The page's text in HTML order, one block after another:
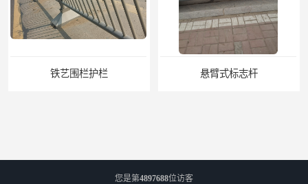
悬臂式标志杆 F型悬臂式交通标志杆
您是第4897688位访客